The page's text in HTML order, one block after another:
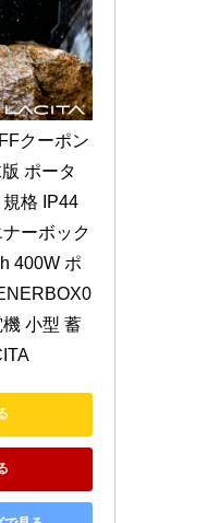
クーポン
ポータ
格 IP44
ーボック
400W ポ
小型 蓄